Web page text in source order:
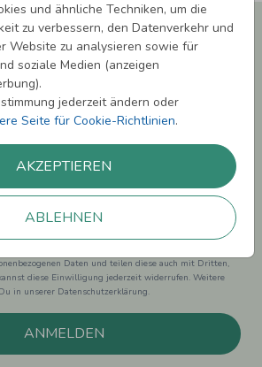
und ähnliche Techniken, um die
zu verbessern, den Datenverkehr und
Website zu analysieren sowie für
soziale Medien (anzeigen
jederzeit ändern oder
Seite für Cookie-Richtlinien.
AKZEPTIEREN
ABLEHNEN
und 5,00 € Rabatt**
Newsletter an und bleibe auf dem
für Marketingzwecke: Hiermit willigst Du ein,
Versand unseres Newsletters. Zudem können wir Dir
Deinen Interessen auf anderen Plattformen wie
Daten und teilen diese auch mit Dritten,
diese Einwilligung jederzeit widerrufen. Weitere
in unserer Datenschutzerklärung.
ANMELDEN